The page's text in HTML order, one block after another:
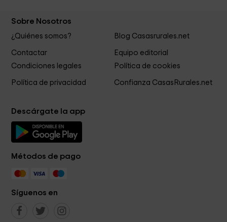
Sobre Nosotros
¿Quiénes somos? Blog Casasrurales.net
Contactar
Equipo editorial
Condiciones legales
Política de cookies
Política de privacidad Confianza CasasRurales.net
Descárgate la app
Métodos de pago
Síguenos en